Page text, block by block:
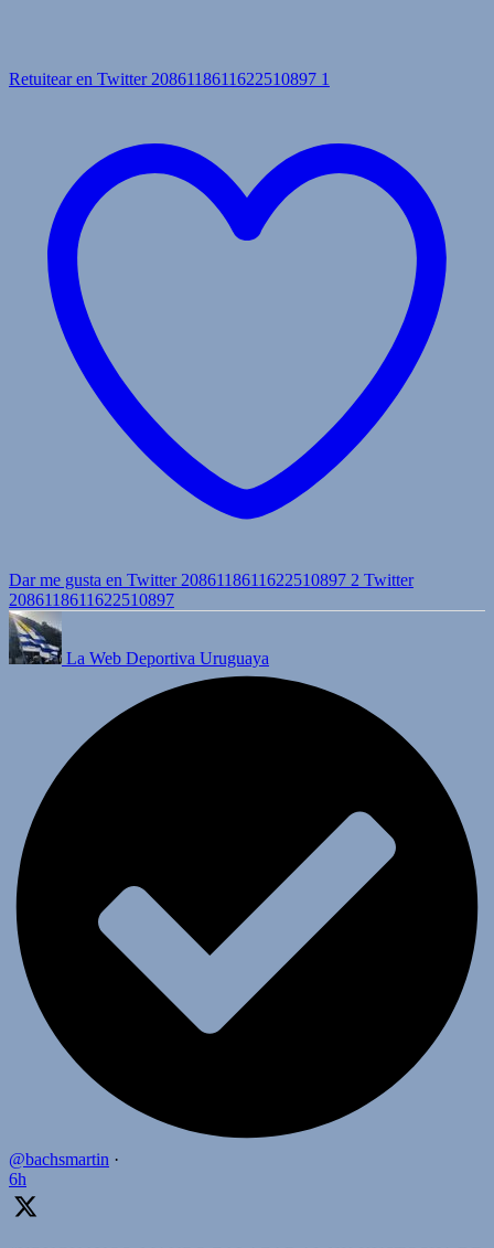
Retuitear en Twitter 2086118611622510897 1
Dar me gusta en Twitter 2086118611622510897 2 Twitter
2086118611622510897
La Web Deportiva Uruguaya
@bachsmartin ·
6h